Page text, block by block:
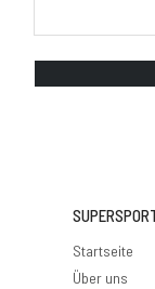
Startseite
Über uns